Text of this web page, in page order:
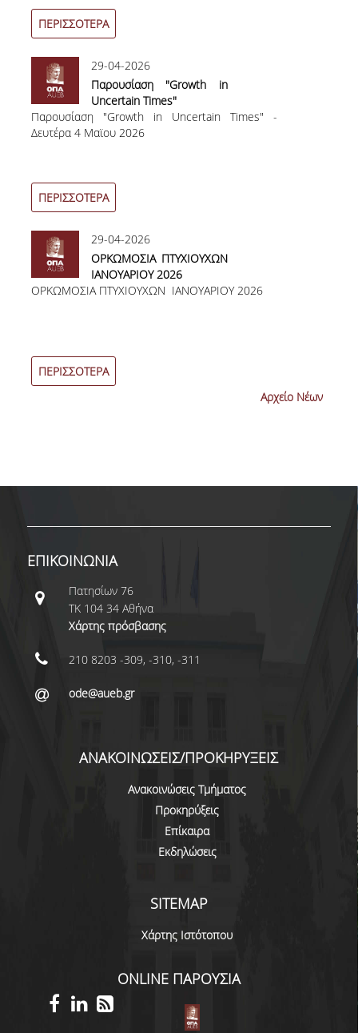
ΠΡΑΚΤΙΚΗΣ ΑΣΚΗΣΗΣ ΟΠΑ
ΚΑΛΟΚΑΙΡΙΝΗΣ ΠΕΡΙΟΔΟΥ
ΑΚΑΔ. ΕΤΟΥΣ 2025– 2026
ΚΑΛΟΚΑΙΡΙΝΗΣ ΠΕΡΙΟΔΟΥ ΑΚΑΔ. ΕΤΟΥΣ 2025–
2026
ΠΕΡΙΣΣΟΤΕΡΑ
29-04-2026
Παρουσίαση "Growth in
Uncertain Times"
Παρουσίαση "Growth in Uncertain Times" -
Δευτέρα 4 Μαϊου 2026
ΠΕΡΙΣΣΟΤΕΡΑ
29-04-2026
ΟΡΚΩΜΟΣΙΑ ΠΤΥΧΙΟΥΧΩΝ
ΙΑΝΟΥΑΡΙΟΥ 2026
ΟΡΚΩΜΟΣΙΑ ΠΤΥΧΙΟΥΧΩΝ ΙΑΝΟΥΑΡΙΟΥ 2026
ΠΕΡΙΣΣΟΤΕΡΑ
Αρχείο Νέων
ΕΠΙΚΟΙΝΩΝΙΑ
Πατησίων 76
ΤΚ 104 34 Αθήνα
Χάρτης πρόσβασης
210 8203 -309, -310, -311
ode@aueb.gr
ΑΝΑΚΟΙΝΩΣΕΙΣ/ΠΡΟΚΗΡΥΞΕΙΣ
Ανακοινώσεις Τμήματος
Προκηρύξεις
Επίκαιρα
Εκδηλώσεις
SITEMAP
Χάρτης Ιστότοπου
ONLINE ΠΑΡΟΥΣΙΑ